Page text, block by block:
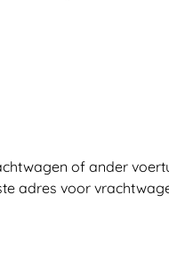
of ander
adres voor